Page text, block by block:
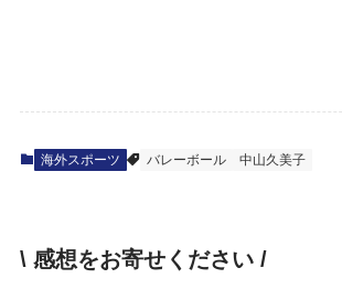
海外スポーツ バレーボール 中山久美子
\ 感想をお寄せください /